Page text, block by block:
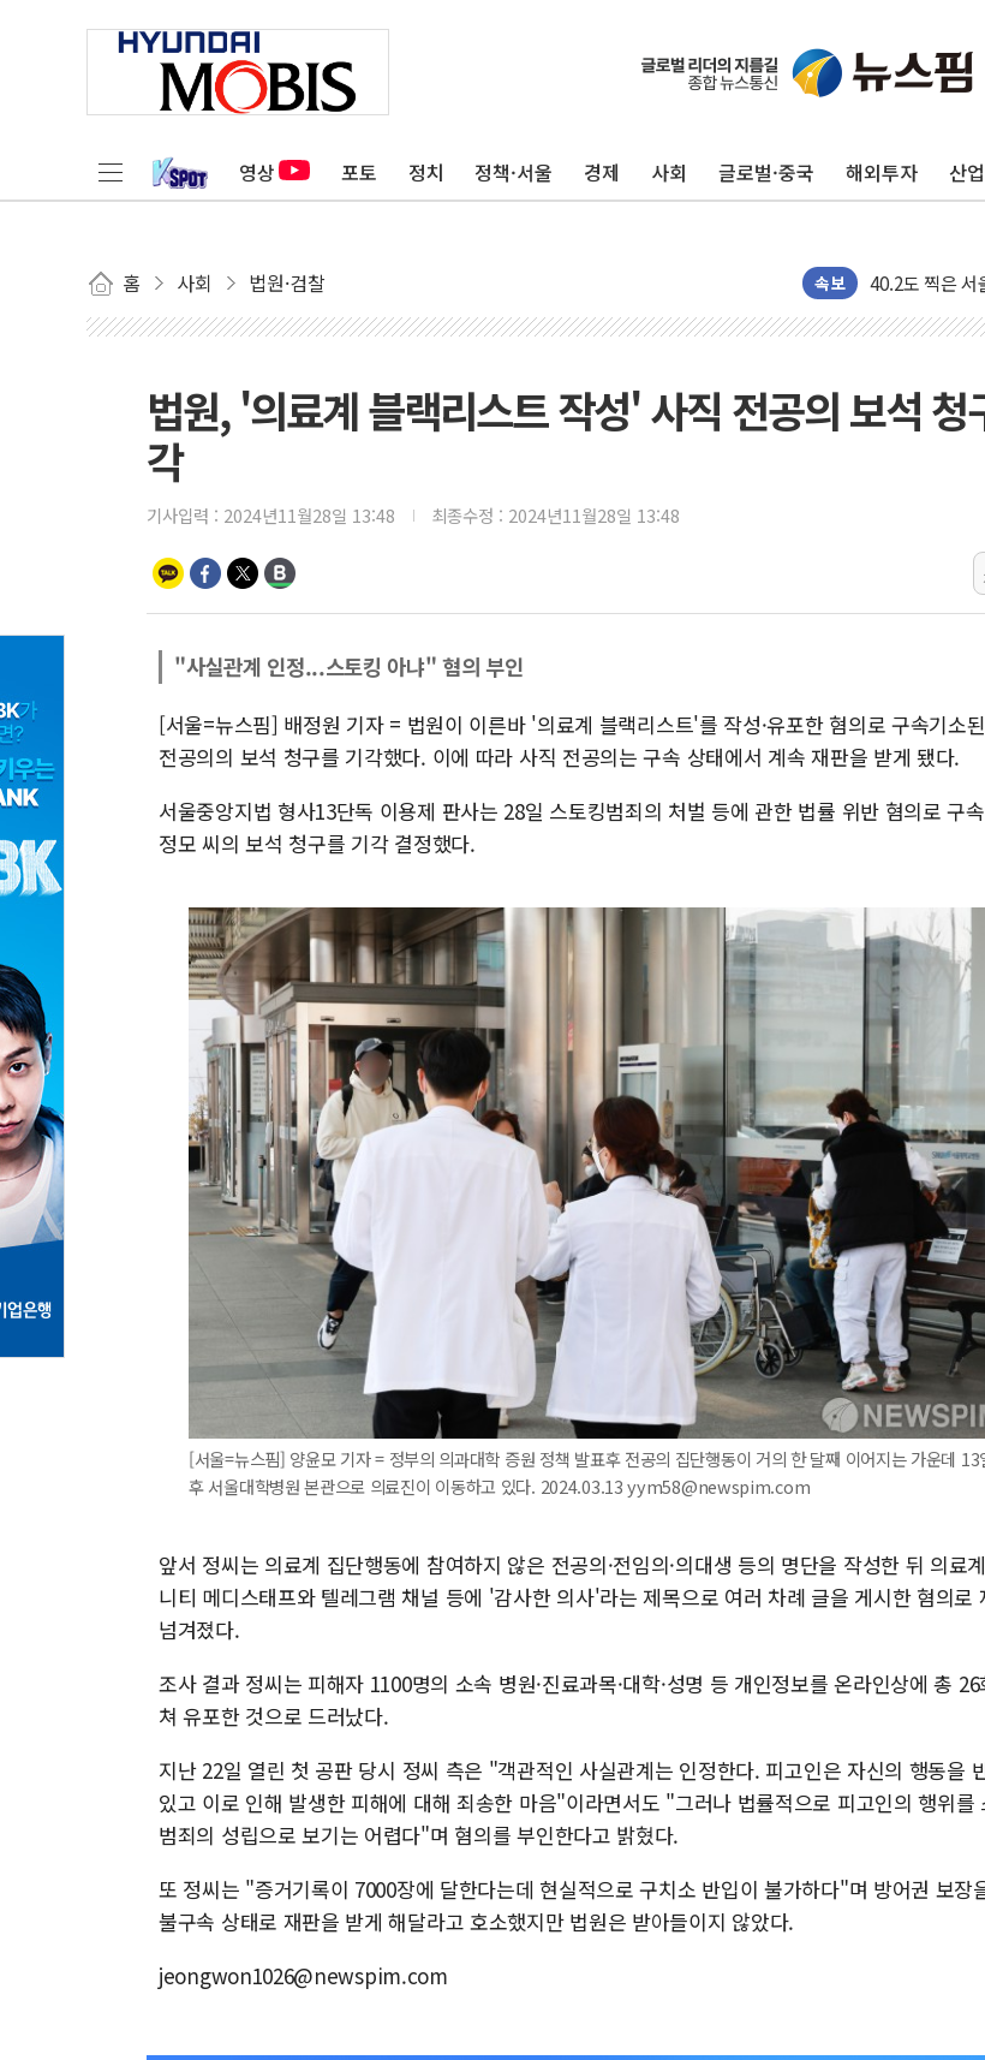
영상 포토 정치 정책·서울 경제 사회 글로벌·중국 해외투자 산업
홈 사회 법원·검찰 속보
후티 반군, 예
42.5도 역대
포스코홀딩스,
태국 학교서 중
"文정부 악몽
신세계사이먼
'변기 수리' 집
워트, 상반기 영
랩지노믹스 "
보로노이, 폐암
벼랑 끝 선 '동
1순위보다 낮
법원, '의료계 블랙리스트 작성' 사직 전공의 보석 청
각
기사입력 : 2024년11월28일 13:48 최종수정 : 2024년11월28일 13:48
"사실관계 인정...스토킹 아냐" 혐의 부인
[서울=뉴스핌] 배정원 기자 = 법원이 이른바 '의료계 블랙리스트'를 작성·유포한 혐의로 구속기소
전공의의 보석 청구를 기각했다. 이에 따라 사직 전공의는 구속 상태에서 계속 재판을 받게 됐다.
서울중앙지법 형사13단독 이용제 판사는 28일 스토킹범죄의 처벌 등에 관한 법률 위반 혐의로 구
정모 씨의 보석 청구를 기각 결정했다.
[서울=뉴스핌] 양윤모 기자 = 정부의 의과대학 증원 정책 발표후 전공의 집단행동이 거의 한 달째 이어지는 가운데 13
후 서울대학병원 본관으로 의료진이 이동하고 있다. 2024.03.13 yym58@newspim.com
앞서 정씨는 의료계 집단행동에 참여하지 않은 전공의·전임의·의대생 등의 명단을 작성한 뒤 의료
니티 메디스태프와 텔레그램 채널 등에 '감사한 의사'라는 제목으로 여러 차례 글을 게시한 혐의로
넘겨졌다.
조사 결과 정씨는 피해자 1100명의 소속 병원·진료과목·대학·성명 등 개인정보를 온라인상에 총 26
쳐 유포한 것으로 드러났다.
지난 22일 열린 첫 공판 당시 정씨 측은 "객관적인 사실관계는 인정한다. 피고인은 자신의 행동을
있고 이로 인해 발생한 피해에 대해 죄송한 마음"이라면서도 "그러나 법률적으로 피고인의 행위를
범죄의 성립으로 보기는 어렵다"며 혐의를 부인한다고 밝혔다.
또 정씨는 "증거기록이 7000장에 달한다는데 현실적으로 구치소 반입이 불가하다"며 방어권 보장
불구속 상태로 재판을 받게 해달라고 호소했지만 법원은 받아들이지 않았다.
jeongwon1026@newspim.com